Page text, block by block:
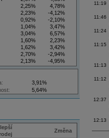
2,25%
4,78%
2,23%
-4,12%
0,92%
-2,10%
1,04%
3,47%
3,04%
6,57%
1,60%
2,23%
1,62%
3,42%
2,70%
-2,94%
2,13%
-4,95%
4,09%
11,61%
3,91%
5,64%
Změna
11:19
11:46
11:24
11:15
11:13
11:12
12:37
12:13